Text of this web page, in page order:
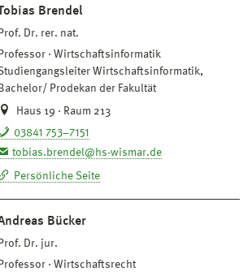
Brendel
Prof. Dr. rer. nat.
Professor
Wirtschaftsinformatik
Wirtschaftsinformatik,
Bachelor/ Prodekan der Fakultät
Haus 19 · Raum 213
03841 753–7151
tobias.brendel@hs-wismar.de
Persönliche Seite
Bücker
Prof. Dr. jur.
Professor
Wirtschaftsrecht